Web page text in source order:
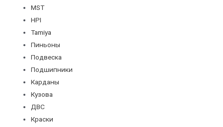
MST
HPI
Tamiya
Пиньоны
Подвеска
Подшипники
Карданы
Кузова
ДВС
Краски